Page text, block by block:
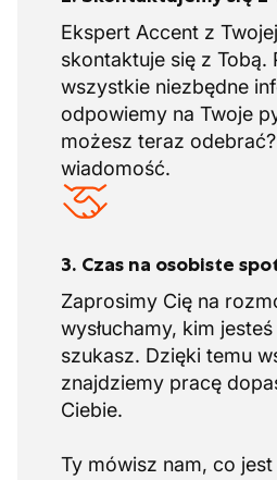
Ekspert Accent z
skontaktuje się z Tobą.
wszystkie niezbędne
odpowiemy na Twoje
możesz teraz
wiadomość.
3. Czas na osobiste
Zaprosimy Cię na
wysłuchamy, kim
szukasz. Dzięki temu
znajdziemy pracę
Ciebie.
Ty mówisz nam, co